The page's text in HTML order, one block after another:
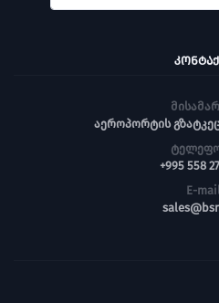
აეროპორტის
+995 558
E-